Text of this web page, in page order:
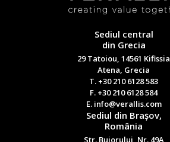
Sediul central
din Grecia
29 Tatoiou, 14561 Kifissia
Atena, Grecia
T. +30 210 6128 583
F. +30 210 6128 584
E. info@verallis.com
Sediul din Brașov,
România
Str. Bujorului, Nr. 49A